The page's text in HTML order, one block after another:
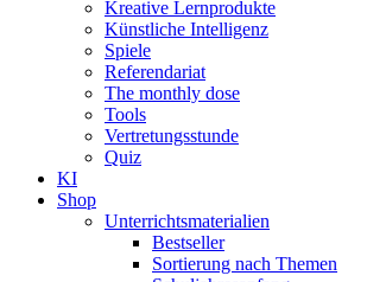
Kreative Lernprodukte
Künstliche Intelligenz
Spiele
Referendariat
The monthly dose
Tools
Vertretungsstunde
Quiz
KI
Shop
Unterrichtsmaterialien
Bestseller
Sortierung nach Themen